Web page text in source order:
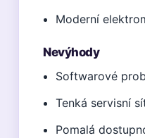
Moderní
Nevýhody
Softwarové
Tenká servisní
Pomalá